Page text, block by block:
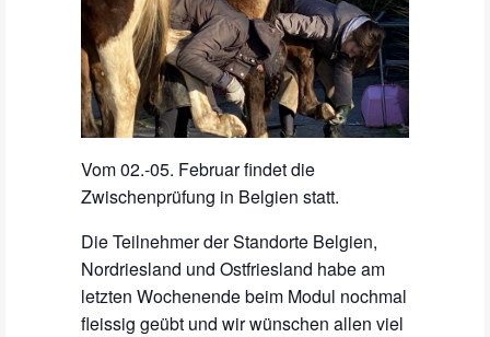
Vom 02.-05. Februar findet die
Zwischenprüfung in Belgien statt.
Die Teilnehmer der Standorte Belgien,
Nordriesland und Ostfriesland habe am
letzten Wochenende beim Modul nochmal
fleissig geübt und wir wünschen allen viel